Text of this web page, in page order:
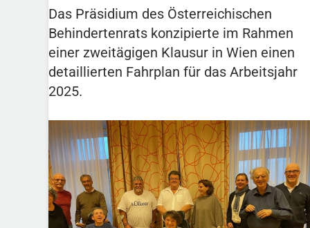
Das Präsidium des Österreichischen
Behindertenrats konzipierte im Rahmen
einer zweitägigen Klausur in Wien einen
detaillierten Fahrplan für das Arbeitsjahr
2025.